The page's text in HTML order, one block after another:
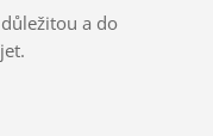
a do